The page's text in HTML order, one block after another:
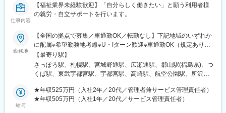
仕事内容
【福祉業界未経験歓迎】「自分らしく働きたい」と願う利用者様
の就労・自立サポートを行います。
勤務地
【全国の拠点で募集／車通勤OK／転勤なし】下記地域のいずれか
に配属※希望勤務地考慮※U・Iターン歓迎※車通勤OK（規定あり）
■北海道・東北北海道、宮城、福島■関東茨城、栃木、群馬、埼
玉、千葉、東京、神奈川 ■中部新潟、富山、石川、長野、岐阜、
静岡、愛知■近畿三重、滋賀、京都、大阪、兵庫、奈良、和歌山 ■
熊本、大分、宮崎、鹿児島、沖縄＼新規開所予定センター／■R三
宮／神戸市中央区御幸通6-1-20■津駅前／津市栄町3-142-1■ウェ
【最寄り駅】
さっぽろ駅、札幌駅、宮城野通駅、広瀬通駅、郡山駅(福島県)、つ
くば駅、東武宇都宮駅、宇都宮駅、高崎駅、航空公園駅、所沢
加駅、春日部駅、西船橋駅、松戸駅、京成千葉駅、千葉駅、本八
幡駅(総武線)、秋葉原駅、三鷹駅、北千住駅、町田駅、錦糸町駅、
給与
★年収525万円（入社2年／20代／管理者兼サービス管理責任者）
★年収505万円（入社1年／20代／サービス管理責任者）